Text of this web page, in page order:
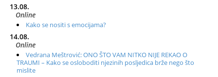
13.08.
Online
Kako se nositi s emocijama?
14.08.
Online
Vedrana Meštrović: ONO ŠTO VAM NITKO NIJE REKAO O
TRAUMI – Kako se osloboditi njezinih posljedica brže nego što
mislite